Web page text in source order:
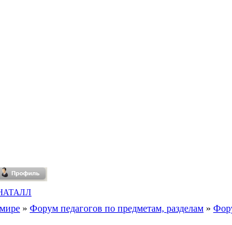
» Форум педагогов по предметам, разделам »